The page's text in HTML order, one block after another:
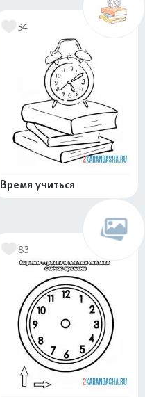
34
Время учиться
83